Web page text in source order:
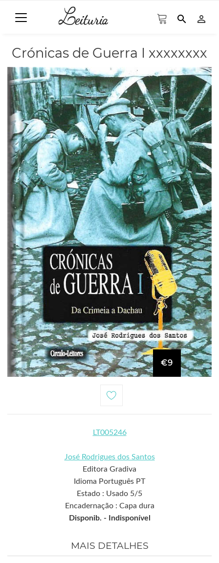
search person_outline
Crónicas de Guerra I xxxxxxxx
€9
LT005246
José Rodrigues dos Santos
Editora Gradiva
Idioma Português PT
Estado : Usado 5/5
Encadernação : Capa dura
Disponib. -
Indisponível
MAIS DETALHES